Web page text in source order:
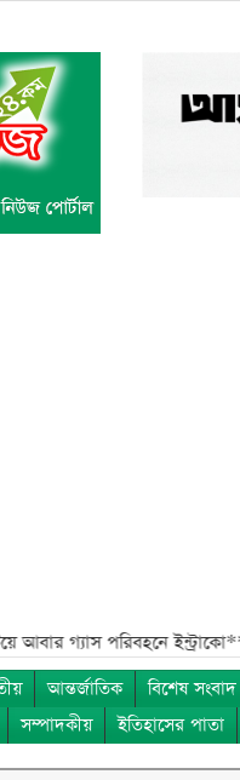
পরিবহনে ইন্ট্রাকো*** উচ্চ
আন্তর্জাতিক বিশেষ সংবাদ
সম্পাদকীয় ইতিহাসের পাতা